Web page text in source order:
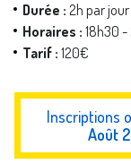
Durée : 2h par jour
Horaires : 18h30
Tarif : 120€
Inscriptions
Août